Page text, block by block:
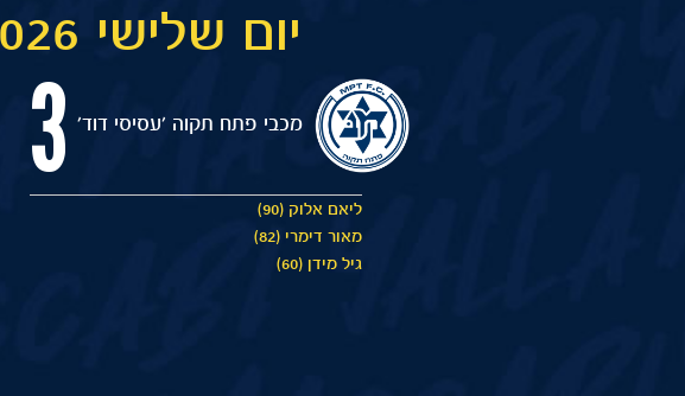
יום שלישי 13/01/2026 16:00 טוטו רגב
מכבי פתח תקוה ׳עסיסי דוד׳ 3
ליאם אלוק (90)
מאור דימרי (82)
גיל מידן (60)